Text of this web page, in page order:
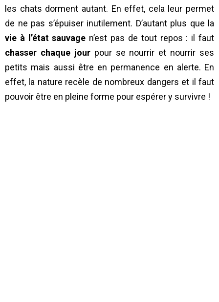
les chats dorment autant. En effet, cela leur permet
de ne pas s’épuiser inutilement. D’autant plus que la
vie à l’état sauvage n’est pas de tout repos : il faut
chasser chaque jourpour se nourrir et nourrir ses
petits mais aussi être en permanence en alerte. En
effet, la nature recèle de nombreux dangers et il faut
pouvoir être en pleine forme pour espérer y survivre !